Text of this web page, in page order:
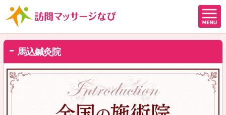
馬込鍼灸院